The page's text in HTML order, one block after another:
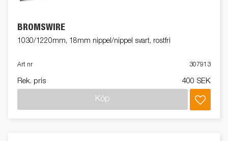
BROMSWIRE
1030/1220mm, 18mm nippel/nippel svart, rostfri
Art nr 307913
Rek. pris 400 SEK
Köp